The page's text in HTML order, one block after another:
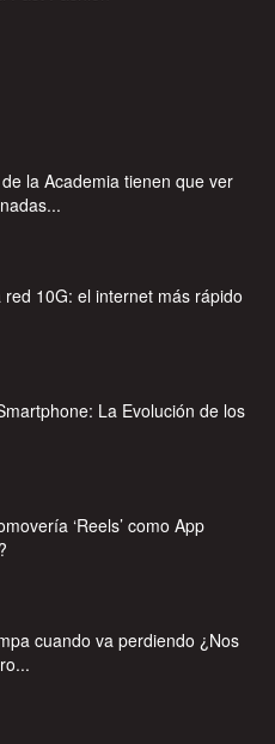
la Academia tienen que ver
red 10G: el internet más rápido
La Evolución de los
‘Reels’ como App
cuando va perdiendo ¿Nos